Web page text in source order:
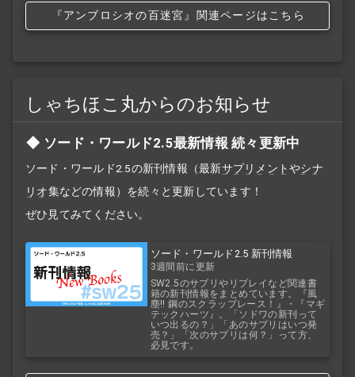
『アンブロシオの百迷宮』関連ページはこちら
しゃちほこ丸からのお知らせ
ソード・ワールド2.5最新情報 続々更新中
ソード・ワールド2.5の新刊情報（最新サプリメントやシナ
リオ集などの情報）を続々と更新しています！
ぜひ見てみてください。
ソード・ワールド2.5 新刊情報
3週間前に更新
SW2.5のサプリやリプレイなど関連書
籍の新刊情報をまとめています。『風
塵!! 鋼のスクラップレース！』・『マギ
テックハーツ』。「ソドワの新刊って
いつ出るの？」「あのサプリはいつ発
売？」「次のサプリは何？」って方、
必見です。